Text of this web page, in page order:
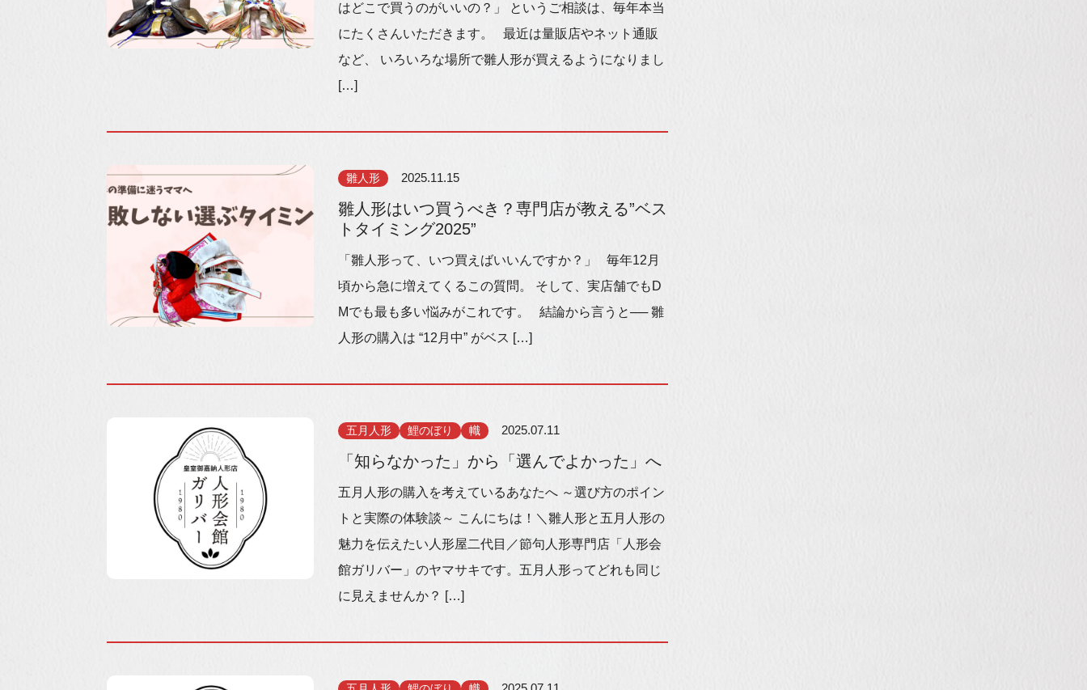
はどこで買うのがいいの？」 というご相談は、毎年本当
にたくさんいただきます。 最近は量販店やネット通販
など、 いろいろな場所で雛人形が買えるようになりまし
[…]
雛人形 2025.11.15
雛人形はいつ買うべき？専門店が教える”ベス
トタイミング2025”
「雛人形って、いつ買えばいいんですか？」 毎年12月
頃から急に増えてくるこの質問。 そして、実店舗でもD
Mでも最も多い悩みがこれです。 結論から言うと── 雛
人形の購入は “12月中” がベス […]
五月人形 鯉のぼり 幟 2025.07.11
「知らなかった」から「選んでよかった」へ
五月人形の購入を考えているあなたへ ～選び方のポイン
トと実際の体験談～ こんにちは！＼雛人形と五月人形の
魅力を伝えたい人形屋二代目／節句人形専門店「人形会
館ガリバー」のヤマサキです。五月人形ってどれも同じ
に見えませんか？ […]